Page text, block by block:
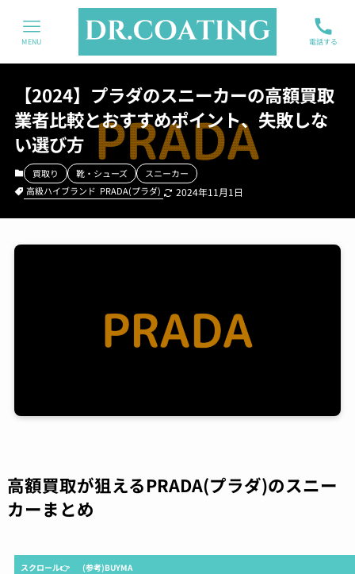
電話する
MENU
【2024】プラダのスニーカーの高額買取
業者比較とおすすめポイント、失敗しな
い選び方
買取り 靴・シューズ
スニーカー
高級ハイブランド PRADA(プラダ) 2024年11月1日
高額買取が狙えるPRADA(プラダ)のスニー
カーまとめ
スクロール👉 (参考)BUYMA